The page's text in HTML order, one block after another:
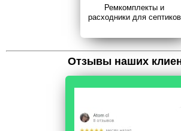
Ремкомплекты и
расходники для септиков
Отзывы наших